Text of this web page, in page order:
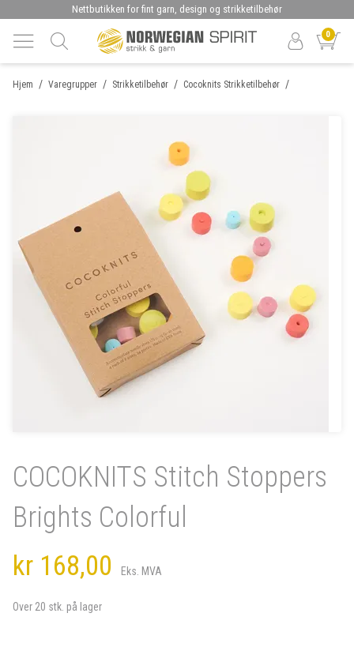
Nettbutikken for fint garn, design og strikketilbehør
0
/
Hjem /
Varegrupper /
Strikketilbehør /
Cocoknits Strikketilbehør
COCOKNITS Stitch Stoppers
Brights Colorful
kr 168,00 Eks. MVA
Over 20 stk. på lager